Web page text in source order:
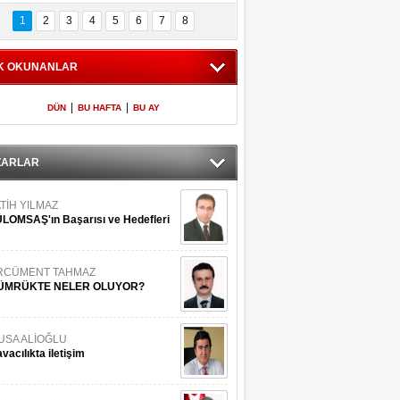
İstanbul
Adaları
600 milletvekilinin
listesi
1 2 3 4 5 6 7 8
OKUNANLAR
DÜN BU HAFTA BU AY
YILMAZ
Başarısı ve Hedefleri
TAHMAZ
NELER OLUYOR?
ALİOĞLU
iletişim